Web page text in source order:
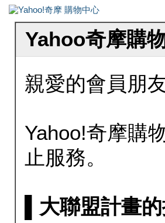
Yahoo奇摩購
親愛的會員朋
Yahoo!奇摩購
止服務。
▌大聯盟計畫